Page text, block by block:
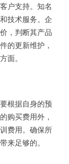
户支持。知名
技术服务。企
，判断其产品
的更新维护，
面。
根据自身的预
购买费用外，
费用。确保所
来足够的。